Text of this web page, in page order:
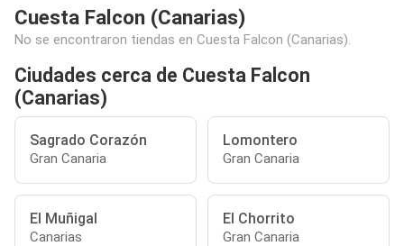
Cuesta Falcon (Canarias)
No se encontraron tiendas en Cuesta Falcon (Canarias).
Ciudades cerca de Cuesta Falcon
(Canarias)
Sagrado Corazón
Gran Canaria
Lomontero
Gran Canaria
El Muñigal
Canarias
El Chorrito
Gran Canaria